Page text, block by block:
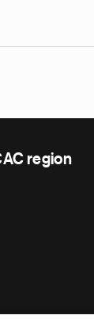
region